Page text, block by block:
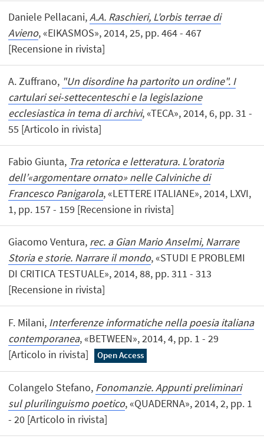
Daniele Pellacani,A.A. Raschieri, L'orbis terrae di
Avieno, «EIKASMOS», 2014, 25, pp. 464 - 467
[Recensione in rivista]
A. Zuffrano, "Un disordine ha partorito un ordine". I
cartulari sei-settecenteschi e la legislazione
ecclesiastica in tema di archivi, «TECA», 2014, 6, pp. 31 -
55 [Articolo in rivista]
Fabio Giunta, Tra retorica e letteratura. L’oratoria
dell’«argomentare ornato» nelle Calviniche di
Francesco Panigarola, «LETTERE ITALIANE», 2014, LXVI,
1, pp. 157 - 159 [Recensione in rivista]
Giacomo Ventura, rec. a Gian Mario Anselmi, Narrare
Storia e storie. Narrare il mondo, «STUDI E PROBLEMI
DI CRITICA TESTUALE», 2014, 88, pp. 311 - 313
[Recensione in rivista]
F. Milani, Interferenze informatiche nella poesia italiana
contemporanea, «BETWEEN», 2014, 4, pp. 1 - 29
[Articolo in rivista]
Open Access
Colangelo Stefano, Fonomanzie. Appunti preliminari
sul plurilinguismo poetico, «QUADERNA», 2014, 2, pp. 1
- 20 [Articolo in rivista]